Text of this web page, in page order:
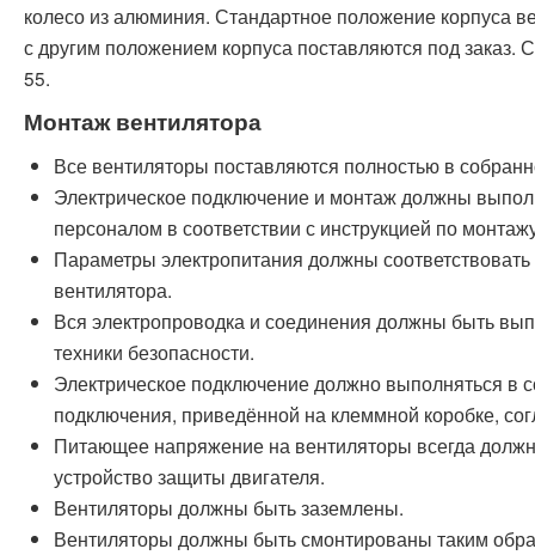
колесо из алюминия. Стандартное положение корпуса
с другим положением корпуса поставляются под заказ.
55.
Монтаж вентилятора
Все вентиляторы поставляются полностью в
Электрическое подключение и монтаж должны
персоналом в соответствии с инструкцией по
Параметры электропитания должны
вентилятора.
Вся электропроводка и соединения должны быть
техники безопасности.
Электрическое подключение должно выполняться в
подключения, приведённой на клеммной коробке,
Питающее напряжение на вентиляторы всегда
устройство защиты двигателя.
Вентиляторы должны быть заземлены.
Вентиляторы должны быть смонтированы таким